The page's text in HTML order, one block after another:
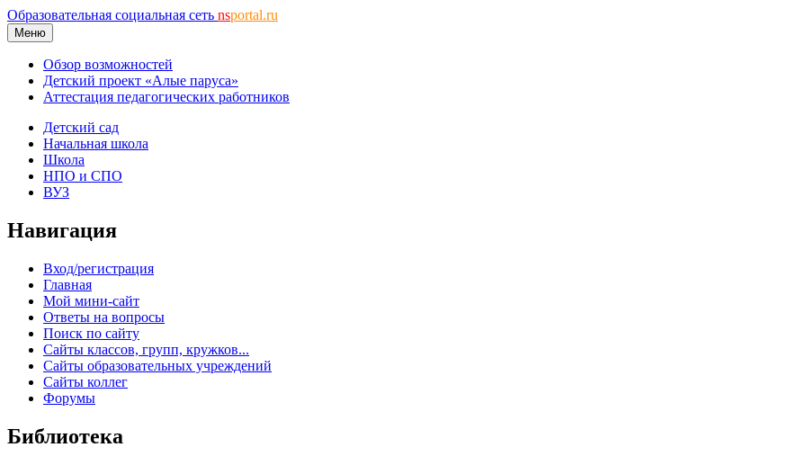
Образовательная социальная сеть nsportal.ru
Меню
Обзор возможностей
Детский проект «Алые паруса»
Аттестация педагогических работников
Детский сад
Начальная школа
Школа
НПО и СПО
ВУЗ
Навигация
Вход/регистрация
Главная
Мой мини-сайт
Ответы на вопросы
Поиск по сайту
Сайты классов, групп, кружков...
Сайты образовательных учреждений
Сайты коллег
Форумы
Библиотека